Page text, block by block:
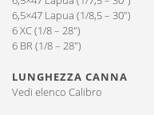
6,5×47 Lapua (1/8,5 – 30″)
6 XC (1/8 – 28″)
6 BR (1/8 – 28″)
LUNGHEZZA CANNA
Vedi elenco Calibro